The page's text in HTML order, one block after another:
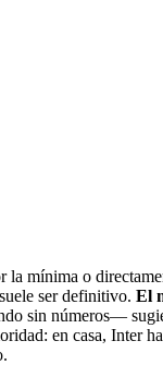
la mínima o
ser definitivo. El
sin números—
en casa, Inter